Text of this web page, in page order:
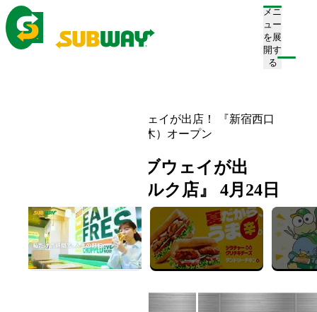
メニ
ュー
を展
開す
る
新宿駅西口前にサブウェイが出店！ 『新宿西口
ハルク店』 4月24日（木）オープン
新宿駅西口前にサブウェイが出
店！ 『新宿西口ハルク店』 4月24日
（木）オープン
2025.04.17
新店舗情報